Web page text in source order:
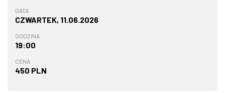
DATA
CZWARTEK, 11.06.2026
GODZINA
19:00
CENA
450 PLN